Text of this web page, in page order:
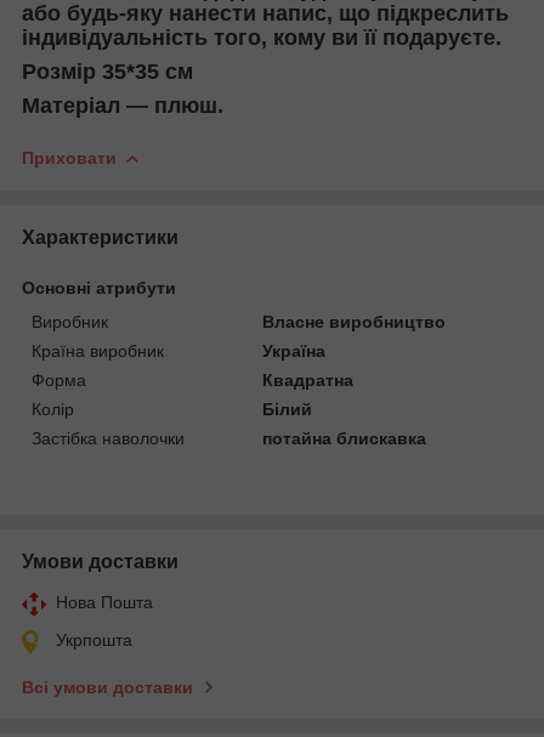
або будь-яку нанести напис, що підкреслить
індивідуальність того, кому ви її подаруєте.
Розмір 35*35 см
Матеріал — плюш.
Приховати
Характеристики
Основні атрибути
Виробник
Власне виробництво
Країна виробник
Україна
Форма
Квадратна
Колір
Білий
Застібка наволочки
потайна блискавка
Умови доставки
Нова Пошта
Укрпошта
Всі умови доставки